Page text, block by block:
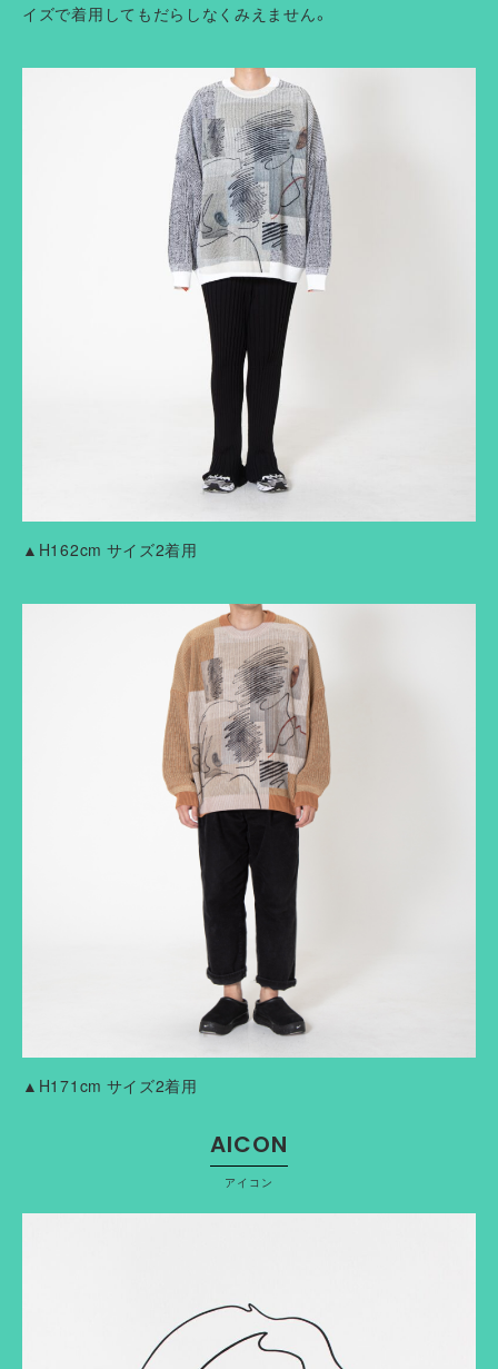
イズで着用してもだらしなくみえません。
▲H162cm サイズ2着用
▲H171cm サイズ2着用
AICON
アイコン